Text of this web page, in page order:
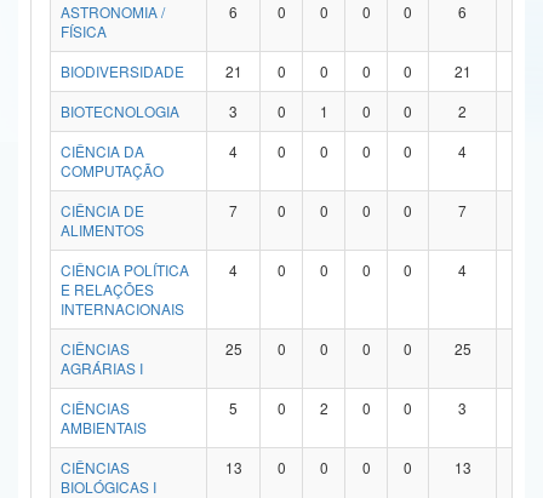
Secretaria de Governo
Advocacia-Geral da União
Banco Central do Brasil
ASTRONOMIA /
FÍSICA
6 0 0 0 0 6
BIODIVERSIDADE 21 0 0 0 0 21
BIOTECNOLOGIA
3 0 1 0 0 2
CIÊNCIA DA
COMPUTAÇÃO
4 0 0 0 0 4
CIÊNCIA DE
ALIMENTOS
7 0 0 0 0 7
CIÊNCIA POLÍTICA
E RELAÇÕES
INTERNACIONAIS
4 0 0 0 0 4
CIÊNCIAS
AGRÁRIAS I
25 0 0 0 0 25
CIÊNCIAS
AMBIENTAIS
5 0 2 0 0 3
CIÊNCIAS
BIOLÓGICAS I
13 0 0 0 0 13